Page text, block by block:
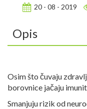
20 - 08 - 2019
Opis
Osim što čuvaju
borovnice jačaju
Smanjuju rizik od